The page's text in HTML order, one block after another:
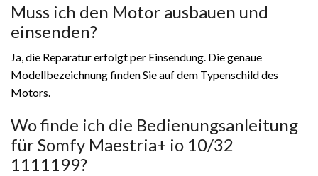
Muss ich den Motor ausbauen und
einsenden?
Ja, die Reparatur erfolgt per Einsendung. Die genaue
Modellbezeichnung finden Sie auf dem Typenschild des
Motors.
Wo finde ich die Bedienungsanleitung
für Somfy Maestria+ io 10/32
1111199?